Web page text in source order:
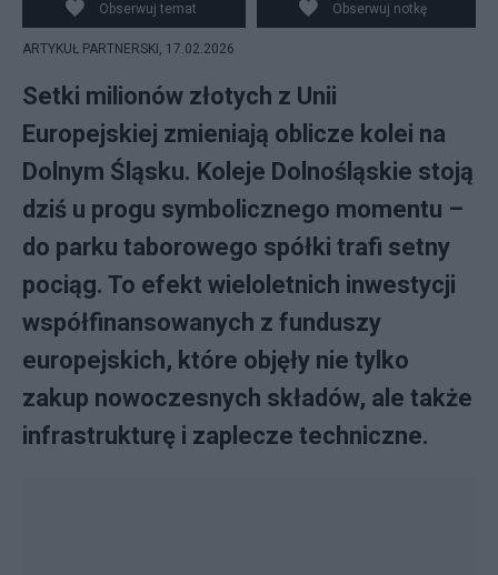
Obserwuj temat Obserwuj notkę
ARTYKUŁ PARTNERSKI, 17.02.2026
Setki milionów złotych z Unii
Europejskiej zmieniają oblicze kolei na
Dolnym Śląsku. Koleje Dolnośląskie stoją
dziś u progu symbolicznego momentu –
do parku taborowego spółki trafi setny
pociąg. To efekt wieloletnich inwestycji
współfinansowanych z funduszy
europejskich, które objęły nie tylko
zakup nowoczesnych składów, ale także
infrastrukturę i zaplecze techniczne.